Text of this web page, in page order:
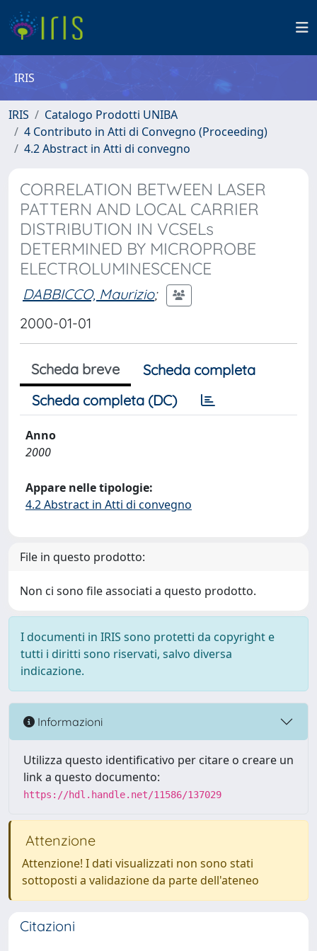
IRIS
IRIS
Catalogo Prodotti UNIBA
4 Contributo in Atti di Convegno (Proceeding)
4.2 Abstract in Atti di convegno
CORRELATION BETWEEN LASER
PATTERN AND LOCAL CARRIER
DISTRIBUTION IN VCSELs
DETERMINED BY MICROPROBE
ELECTROLUMINESCENCE
DABBICCO, Maurizio;
2000-01-01
Scheda breve
Scheda completa
Scheda completa (DC)
Anno
2000
Appare nelle tipologie:
4.2 Abstract in Atti di convegno
File in questo prodotto:
Non ci sono file associati a questo prodotto.
I documenti in IRIS sono protetti da copyright e
tutti i diritti sono riservati, salvo diversa
indicazione.
Informazioni
Utilizza questo identificativo per citare o creare un
link a questo documento:
https://hdl.handle.net/11586/137029
Attenzione
Attenzione! I dati visualizzati non sono stati
sottoposti a validazione da parte dell'ateneo
Citazioni